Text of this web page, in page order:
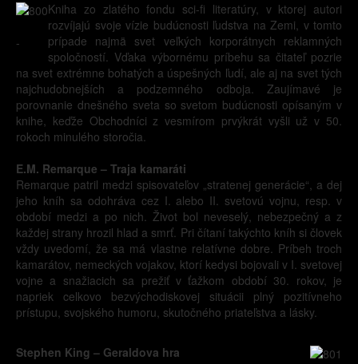
-
Kniha zo zlatého fondu sci-fi literatúry, v ktorej autori
rozvíjajú svoje vízie budúcnosti ľudstva na Zemi, v tomto
prípade najmä svet veľkých korporátnych reklamných
spoločností. Vďaka výbornému príbehu sa čitateľ pozrie
na svet extrémne bohatých a úspešných ľudí, ale aj na svet tých
najchudobnejších a podzemného odboja. Zaujímavé je
porovnanie dnešného sveta so svetom budúcnosti opísaným v
knihe, keďže Obchodníci z vesmírom prvýkrát vyšli už v 50.
rokoch minulého storočia.
E.M. Remarque – Traja kamaráti
Remarque patril medzi spisovateľov „stratenej generácie“, a dej
jeho kníh sa odohráva cez I. alebo II. svetovú vojnu, resp. v
období medzi a po nich. Život bol neveselý, nebezpečný a z
každej strany hrozil hlad a smrť. Pri čítaní takýchto kníh si človek
vždy uvedomí, že sa má vlastne relatívne dobre. Príbeh troch
kamarátov, nemeckých vojakov, ktorí kedysi bojovali v I. svetovej
vojne a snažiacich sa prežiť v ťažkom období 30. rokov, je
napriek celkovo bezvýchodiskovej situácii plný pozitívneho
prístupu, svojského humoru, skutočného priateľstva a lásky.
Stephen King – Geraldova hra